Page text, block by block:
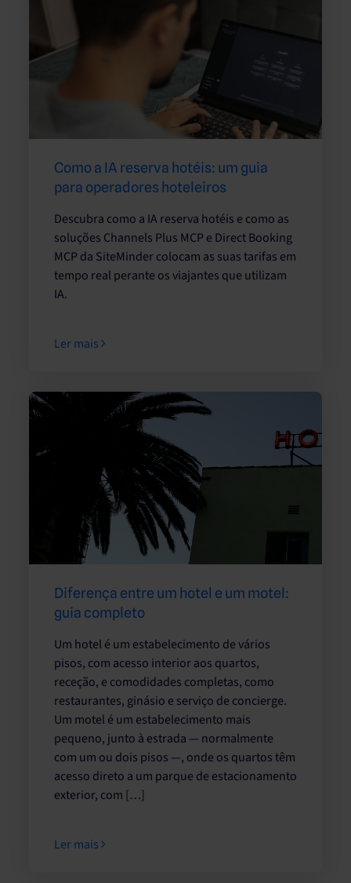
Como a IA reserva hotéis: um guia
para operadores hoteleiros
Descubra como a IA reserva hotéis e como as
soluções Channels Plus MCP e Direct Booking
MCP da SiteMinder colocam as suas tarifas em
tempo real perante os viajantes que utilizam
IA.
Ler mais
Diferença entre um hotel e um motel:
guia completo
Um hotel é um estabelecimento de vários
pisos, com acesso interior aos quartos,
receção, e comodidades completas, como
restaurantes, ginásio e serviço de concierge.
Um motel é um estabelecimento mais
pequeno, junto à estrada — normalmente
com um ou dois pisos —, onde os quartos têm
acesso direto a um parque de estacionamento
exterior, com […]
Ler mais